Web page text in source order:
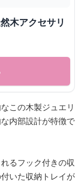
木アクセサリ
この木製ジュエリ
内部設計が特徴で
るフック付きの収
いた収納トレイが